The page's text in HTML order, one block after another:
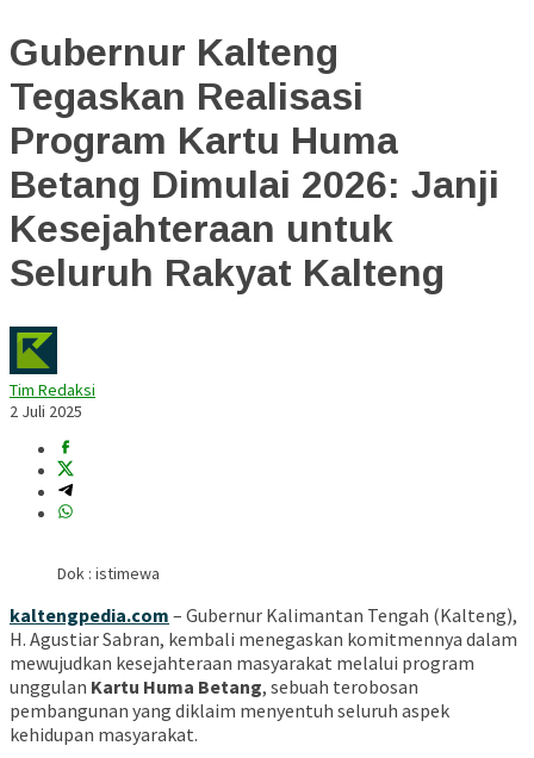
Gubernur Kalteng
Tegaskan Realisasi
Program Kartu Huma
Betang Dimulai 2026: Janji
Kesejahteraan untuk
Seluruh Rakyat Kalteng
Tim Redaksi
2 Juli 2025
Dok : istimewa
kaltengpedia.com – Gubernur Kalimantan Tengah (Kalteng),
H. Agustiar Sabran, kembali menegaskan komitmennya dalam
mewujudkan kesejahteraan masyarakat melalui program
unggulan Kartu Huma Betang, sebuah terobosan
pembangunan yang diklaim menyentuh seluruh aspek
kehidupan masyarakat.